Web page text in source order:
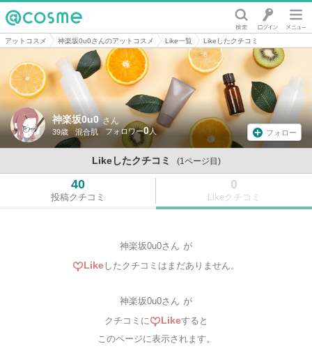
@cosme
アットコスメ 神楽坂0u0さんのアットコスメ Like一覧 Likeしたクチコミ
神楽坂0u0 さん
39歳 混合肌 0 フォロー
Likeしたクチコミ (1ページ目)
40
投稿クチコミ
0
Likeクチコミ
神楽坂0u0さん が
Like したクチコミはまだありません。
神楽坂0u0さん が
クチコミに
Likeすると
このページに表示されます。